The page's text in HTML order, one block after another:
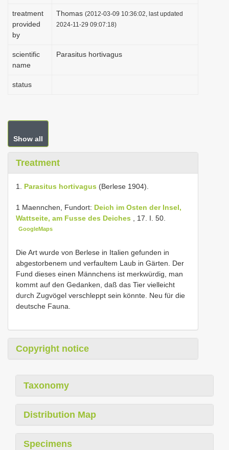
o
n
treatment
provided
by
Thomas (2012-03-09 10:36:02, last updated
2024-11-29 09:07:18)
scientific
name
Parasitus hortivagus
status
Show all
Treatment
1. Parasitus hortivagus (Berlese 1904).
1 Maennchen, Fundort: Deich im Osten der Insel,
Wattseite, am Fusse des Deiches
, 17. I. 50.
GoogleMaps
Die Art wurde von Berlese in Italien gefunden in
abgestorbenem und verfaultem Laub in Gärten. Der
Fund dieses einen Männchens ist merkwürdig, man
kommt auf den Gedanken, daß das Tier vielleicht
durch Zugvögel verschleppt sein könnte. Neu für die
deutsche Fauna.
Copyright notice
Taxonomy
Distribution Map
Specimens